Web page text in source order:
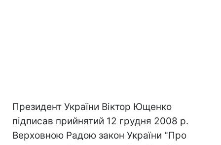
Президент України Віктор Ющенко
підписав прийнятий 12 грудня 2008 р.
Верховною Радою закон України "Про